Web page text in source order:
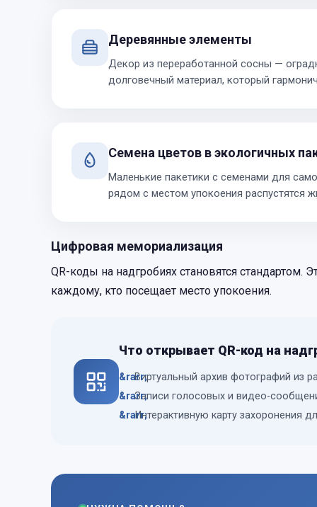
Деревянные элементы
Декор из переработанной сосны —
долговечный материал, который
Семена цветов в экологичных
Маленькие пакетики с семенами для
рядом с местом упокоения распустятся
Цифровая мемориализация
QR-коды на надгробиях становятся стандартом.
каждому, кто посещает место упокоения.
Что открывает QR-код на
Виртуальный архив фотографий из
Записи голосовых и видео-
Интерактивную карту захоронения